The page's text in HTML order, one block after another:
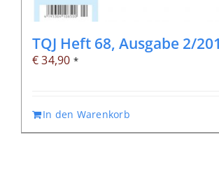
TQJ Heft 68, Ausgabe 2/
€34,90 *
In den Warenkorb